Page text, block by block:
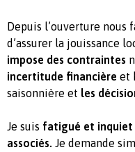
Depuis l’ouverture nous
d’assurer la jouissance
impose des contraintes
incertitude financière et
saisonnière et les
Je suis fatigué et inquiet
associés. Je demande